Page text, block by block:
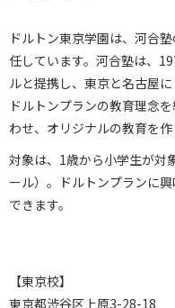
ドルトン東京学園は、河合
任しています。河合塾は、
ルと提携し、東京と名古屋
ドルトンプランの教育理念
わせ、オリジナルの教育を作
対象は、1歳から小学生が対
ール）。ドルトンプランに
できます。
【東京校】
東京都渋谷区上原3-28-18